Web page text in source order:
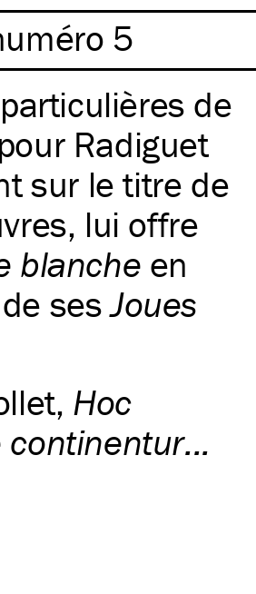
5
de
Radiguet
sur le titre de
lui offre
blanche en
sesJoues
, Hoc